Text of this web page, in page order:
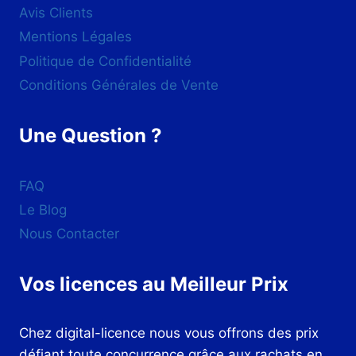
Avis Clients
Mentions Légales
Politique de Confidentialité
Conditions Générales de Vente
Une Question ?
FAQ
Le Blog
Nous Contacter
Vos licences au Meilleur Prix
Chez digital-licence nous vous offrons des prix